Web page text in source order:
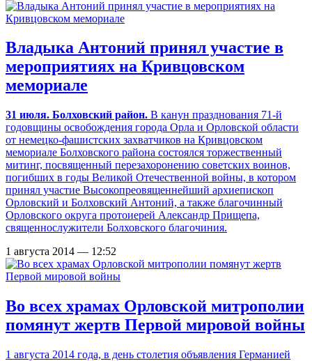
Владыка Антоний принял участие в
мероприятиях на Кривцовском
мемориале
31 июля. Болховский район. В канун празднования 71-й
годовщины освобождения города Орла и Орловской области
от немецко-фашистских захватчиков на Кривцовском
мемориале Болховского района состоялся торжественный
митинг, посвященный перезахоронению советских воинов,
погибших в годы Великой Отечественной войны, в котором
принял участие Высокопреовященнейший архиепископ
Орловский и Болховский Антоний, а также благочинный
Орловского округа протоиерей Александр Прищепа,
священнослужители Болховского благочиния.
1 августа 2014 — 12:52
Во всех храмах Орловской митрополии
помянут жертв Первой мировой войны
1 августа 2014 года, в день столетия объявления Германией